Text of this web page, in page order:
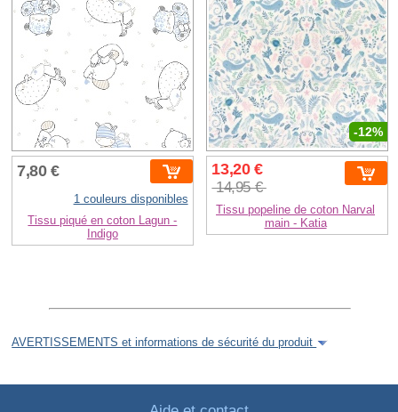
7,80 €
1 couleurs disponibles
Tissu piqué en coton Lagun -
Indigo
-12%
13,20 €
14,95 €
Tissu popeline de coton Narval
main - Katia
AVERTISSEMENTS et informations de sécurité du produit